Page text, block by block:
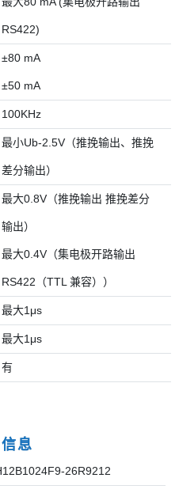
RS422)
±80 mA
±50 mA
100KHz
最小Ub-2.5V（推挽输出、推挽
差分输出）
最大0.8V（推挽输出 推挽差分
输出）
最大0.4V（集电极开路输出
RS422（TTL 兼容））
最大1μs
最大1μs
有
息
26R9212